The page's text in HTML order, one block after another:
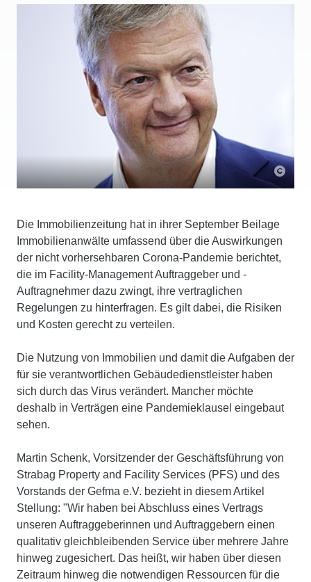
Die Immobilienzeitung hat in ihrer September Beilage
Immobilienanwälte umfassend über die Auswirkungen
der nicht vorhersehbaren Corona-Pandemie berichtet,
die im Facility-Management Auftraggeber und ­
Auftragnehmer dazu zwingt, ihre vertraglichen
Regelungen zu hinterfragen. Es gilt dabei, die Risiken
und Kosten gerecht zu verteilen.
Die Nutzung von Immobilien und damit die Aufgaben der
für sie verantwortlichen Gebäudedienstleister haben
sich durch das Virus verändert. Mancher möchte
deshalb in Verträgen eine Pandemieklausel eingebaut
sehen.
Martin Schenk, Vorsitzender der Geschäftsführung von
Strabag Property and Facility Services (PFS) und des
Vorstands der Gefma e.V. bezieht in diesem Artikel
Stellung: "Wir haben bei Abschluss eines Vertrags
unseren Auftraggeberinnen und Auftraggebern einen
qualitativ gleichbleibenden Service über mehrere Jahre
hinweg zugesichert. Das heißt, wir haben über diesen
Zeitraum hinweg die notwendigen Ressourcen für die